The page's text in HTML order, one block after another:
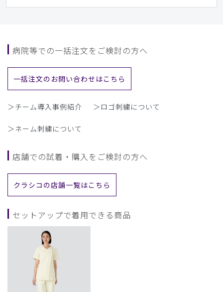
病院等での一括注文をご検討の方へ
一括注文のお問い合わせはこちら
＞チーム導入事例紹介 ＞ロゴ刺繍について
＞ネーム刺繍について
店舗での試着・購入をご検討の方へ
クラシコの店舗一覧はこちら
セットアップで着用できる商品